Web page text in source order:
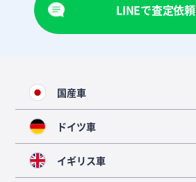
LINEで査定依頼
国産車
ドイツ車
イギリス車